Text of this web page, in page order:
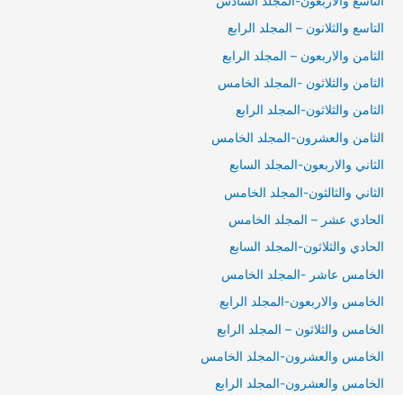
التاسع والثلانون – المجلد الرابع
الثامن والاربعون – المجلد الرابع
الثامن والثلاثون -المجلد الخامس
الثامن والثلاثون-المجلد الرابع
الثامن والعشرون-المجلد الخامس
الثاني والاربعون-المجلد السابع
الثاني والثالثون-المجلد الخامس
الحادي عشر – المجلد الخامس
الحادي والثلاثون-المجلد السابع
الخامس عاشر -المجلد الخامس
الخامس والاربعون-المجلد الرابع
الخامس والثلاثون – المجلد الرابع
الخامس والعشرون-المجلد الخامس
الخامس والعشرون-المجلد الرابع